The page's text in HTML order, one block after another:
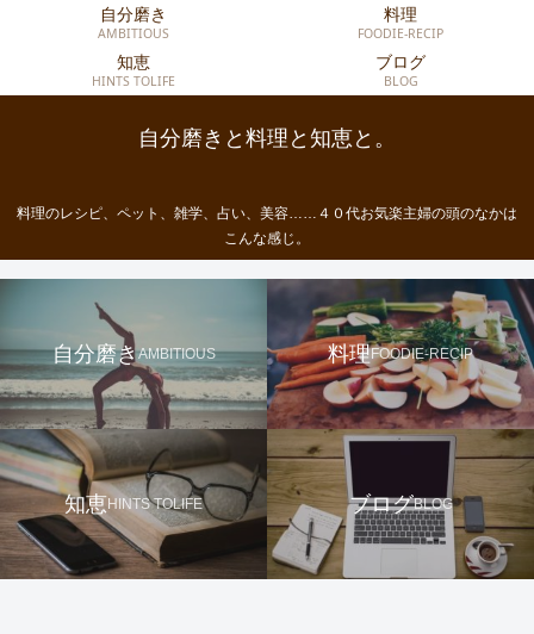
自分磨きと料理と知恵と。
料理のレシピ、ペット、雑学、占い、美容……４０代お気楽主婦の頭のなかは
こんな感じ。
自分磨き
AMBITIOUS
料理
FOODIE-RECIP
知恵
HINTS TOLIFE
ブログ
BLOG
自分磨きAMBITIOUS 料理FOODIE-RECIP
知恵HINTS TOLIFE ブログBLOG